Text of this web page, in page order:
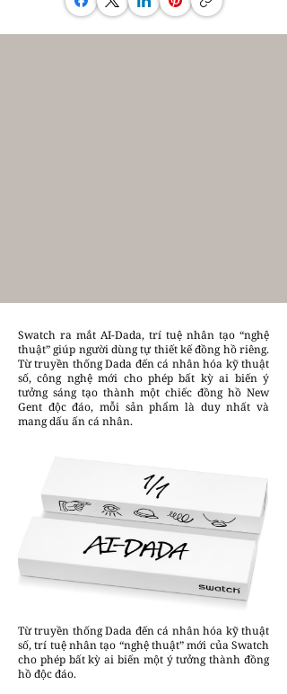
Swatch ra mắt AI-Dada, trí tuệ nhân tạo “nghệ
thuật” giúp người dùng tự thiết kế đồng hồ riêng.
Từ truyền thống Dada đến cá nhân hóa kỹ thuật
số, công nghệ mới cho phép bất kỳ ai biến ý
tưởng sáng tạo thành một chiếc đồng hồ New
Gent độc đáo, mỗi sản phẩm là duy nhất và
mang dấu ấn cá nhân.
Từ truyền thống Dada đến cá nhân hóa kỹ thuật
số, trí tuệ nhân tạo “nghệ thuật” mới của Swatch
cho phép bất kỳ ai biến một ý tưởng thành đồng
hồ độc đáo.